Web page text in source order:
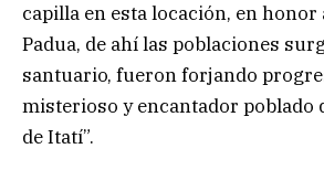
capilla en esta locación, en honor
Padua, de ahí las poblaciones
santuario, fueron forjando
misterioso y encantador poblado
de Itatí”.